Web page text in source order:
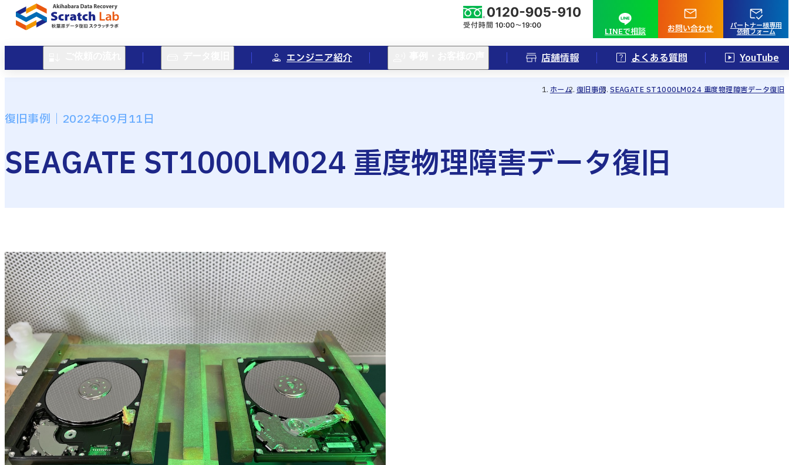
LINEで相談 お問い合わせ パートナー様専用
依頼フォーム
エンジニア紹介 店舗情報 よくある質問 YouTube
ホーム 復旧事例 SEAGATE ST1000LM024 重度物理障害データ復旧
SEAGATE ST1000LM024 重度物理障害データ復旧
復旧事例｜2022年09月11日